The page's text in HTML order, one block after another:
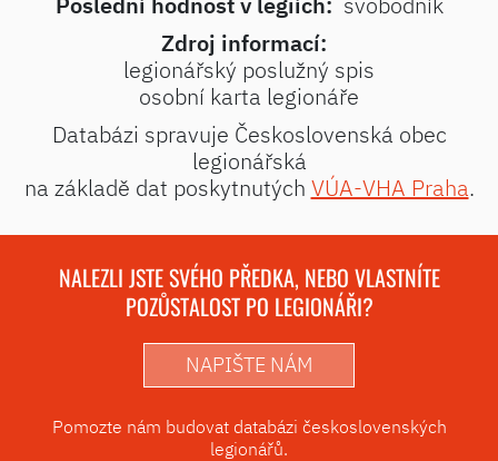
Zdroj informací:
legionářský poslužný spis
osobní karta legionáře
Databázi spravuje Československá obec
legionářská
na základě dat poskytnutých VÚA-VHA Praha.
NALEZLI JSTE SVÉHO PŘEDKA, NEBO VLASTNÍTE
POZŮSTALOST PO LEGIONÁŘI?
NAPIŠTE NÁM
Pomozte nám budovat databázi československých
legionářů.